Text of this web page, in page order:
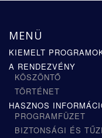
MENÜ
KIEMELT
A RENDEZVÉNY
KÖSZÖNTŐ
TÖRTÉNET
HASZNOS
PROGRAMFÜZET
BIZTONSÁGI ÉS